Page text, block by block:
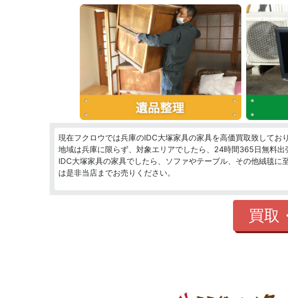
現在フクロウでは兵庫のIDC大塚家具の家具を高価買取致しており
地域は兵庫に限らず、対象エリアでしたら、24時間365日無料出
IDC大塚家具の家具でしたら、ソファやテーブル、その他絨毯
は是非当店までお売りください。
買取